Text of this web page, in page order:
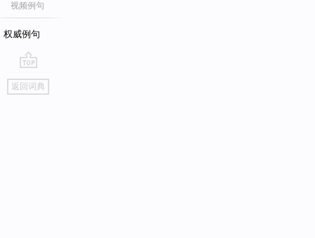
视频例句
权威例句
go
top
返回词典